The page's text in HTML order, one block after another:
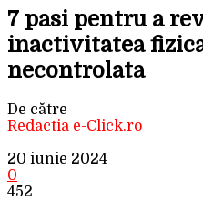
7 pasi pentru a
inactivitatea
necontrolata
De către
Redactia e-Click.ro
-
20 iunie 2024
0
452